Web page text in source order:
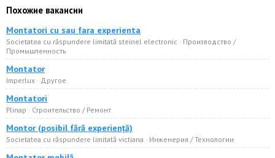
Похожие вакансии
Montatori cu sau fara experienta
Societatea cu răspundere limitată steinel electronic · Производство /
Промышленность
Montator
Imperlux · Другое
Montatori
Plinap · Строительство / Ремонт
Montor (posibil fără experiență)
Societatea cu răspundere limitată victiana · Инженерия / Технологии